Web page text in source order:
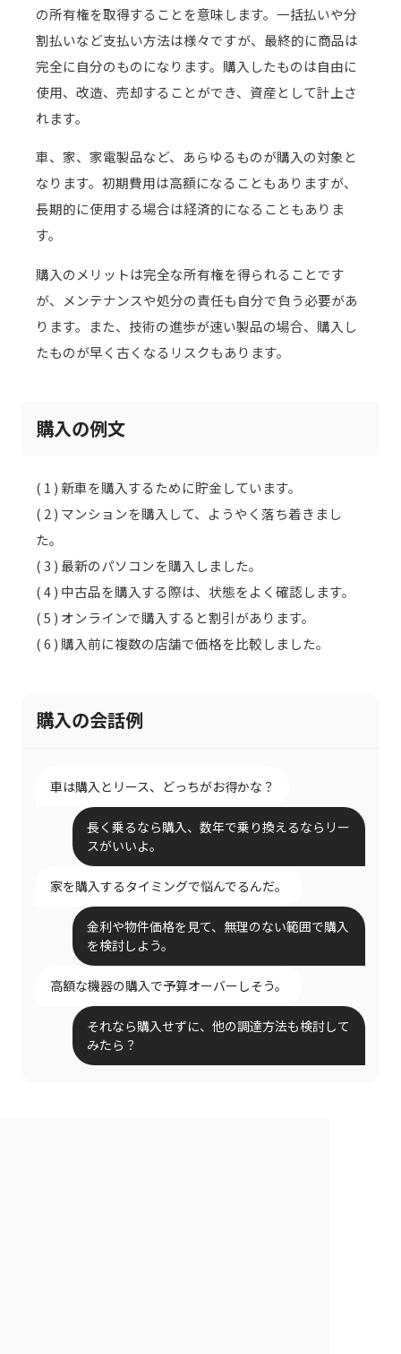
の所有権を取得することを意味します。一括払いや分
割払いなど支払い方法は様々ですが、最終的に商品は
完全に自分のものになります。購入したものは自由に
使用、改造、売却することができ、資産として計上さ
れます。
車、家、家電製品など、あらゆるものが購入の対象と
なります。初期費用は高額になることもありますが、
長期的に使用する場合は経済的になることもありま
す。
購入のメリットは完全な所有権を得られることです
が、メンテナンスや処分の責任も自分で負う必要があ
ります。また、技術の進歩が速い製品の場合、購入し
たものが早く古くなるリスクもあります。
購入の例文
( 1 ) 新車を購入するために貯金しています。
( 2 ) マンションを購入して、ようやく落ち着きまし
た。
( 3 ) 最新のパソコンを購入しました。
( 4 ) 中古品を購入する際は、状態をよく確認します。
( 5 ) オンラインで購入すると割引があります。
( 6 ) 購入前に複数の店舗で価格を比較しました。
購入の会話例
車は購入とリース、どっちがお得かな？
長く乗るなら購入、数年で乗り換えるならリー
スがいいよ。
家を購入するタイミングで悩んでるんだ。
金利や物件価格を見て、無理のない範囲で購入
を検討しよう。
高額な機器の購入で予算オーバーしそう。
それなら購入せずに、他の調達方法も検討して
みたら？